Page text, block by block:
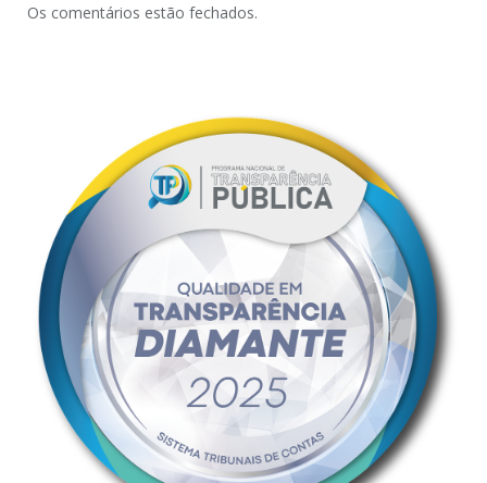
Os comentários estão fechados.